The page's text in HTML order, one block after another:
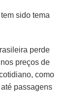
sido tema
perde
preços de
como
passagens